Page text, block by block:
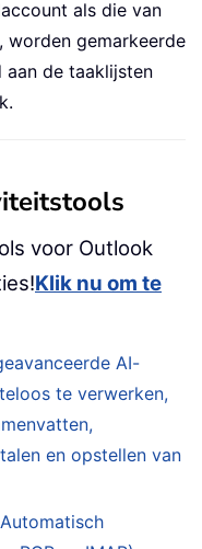
als die van
worden gemarkeerde
de taaklijsten
voor Outlook
Klik nu om te
AI-
te verwerken,
en opstellen van
Automatisch